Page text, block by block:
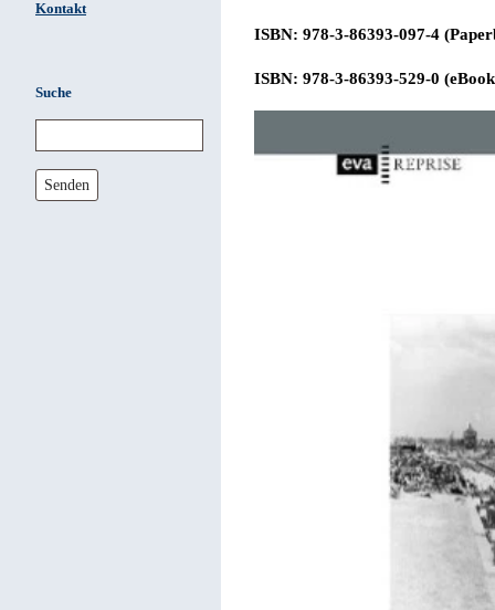
Kontakt
Suche
Senden
ISBN: 978-3-86393-097-4
ISBN: 978-3-86393-529-0